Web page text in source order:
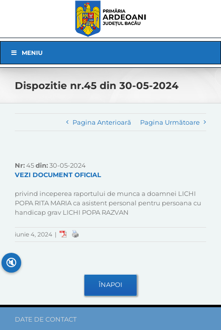
Navigation
MENIU
Dispozitie nr.45 din 30-05-2024
Pagina Anterioară Pagina Următoare
Nr:45din:30-05-2024
VEZI DOCUMENT OFICIAL
privind inceperea raportului de munca a doamnei LICHI
POPA RITA MARIA ca asistent personal pentru persoana cu
handicap grav LICHI POPA RAZVAN
iunie 4, 2024 |
DATE DE CONTACT
🔇